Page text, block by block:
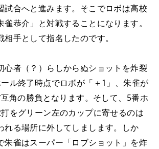
試合へと進みます。そこでロボは高校
恭介」と対戦することになります。
手として指名したのです。
心者（？）らしからぬショットを炸裂
ル終了時点でロボが「＋1」、朱雀が
互角の勝負となります。そして、5番ホ
をグリーン左のカップに寄せるのは
れる場所に外してしまします。しか
朱雀はスーパー「ロブショット」を炸